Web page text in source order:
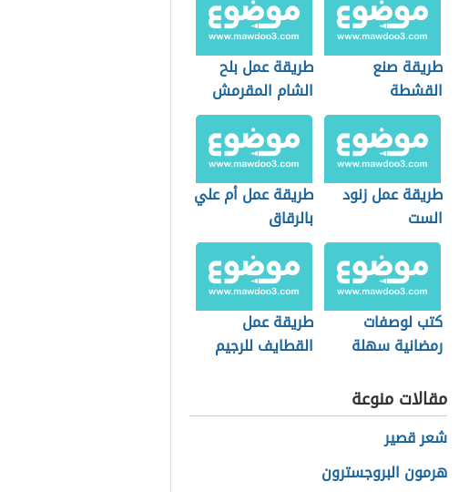
طريقة صنع
القشطة
طريقة عمل بلح
الشام المقرمش
طريقة عمل زنود
الست
طريقة عمل أم علي
بالرقاق
كتب لوصفات
رمضانية سهلة
طريقة عمل
القطايف للرجيم
مقالات منوعة
شعر قصير
هرمون البروجسترون